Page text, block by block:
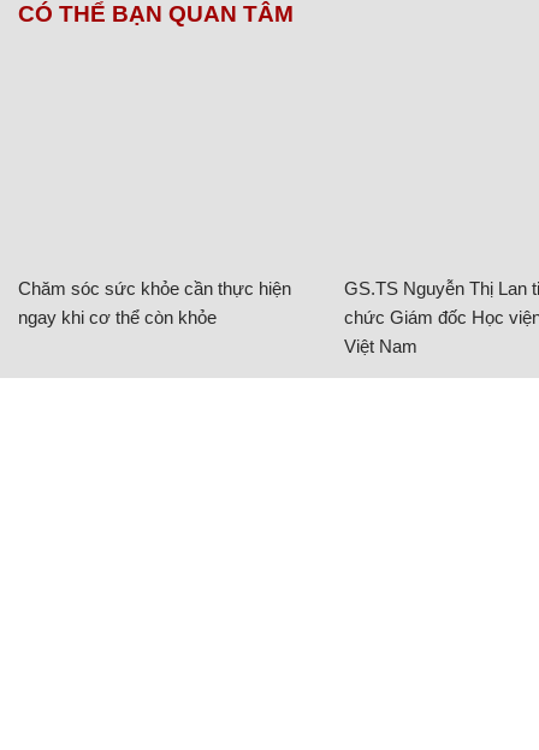
CÓ THỂ BẠN QUAN TÂM
Chăm sóc sức khỏe cần thực hiện
ngay khi cơ thể còn khỏe
GS.TS Nguyễn Thị Lan
chức Giám đốc Học
Việt Nam